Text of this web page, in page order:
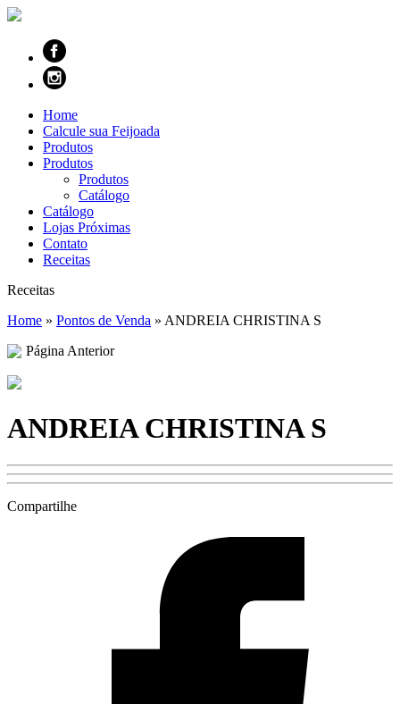
Home
Calcule sua Feijoada
Produtos
Produtos
Produtos
Catálogo
Catálogo
Lojas Próximas
Contato
Receitas
Receitas
Home » Pontos de Venda » ANDREIA CHRISTINA S
Página Anterior
ANDREIA CHRISTINA S
Compartilhe